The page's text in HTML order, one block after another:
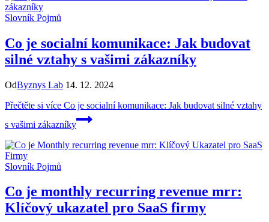
Slovník Pojmů
Co je socialní komunikace: Jak budovat
silné vztahy s vašimi zákazníky
OdByznys Lab 14. 12. 2024
Přečtěte si více Co je socialní komunikace: Jak budovat silné vztahy
s vašimi zákazníky
Slovník Pojmů
Co je monthly recurring revenue mrr:
Klíčový ukazatel pro SaaS firmy